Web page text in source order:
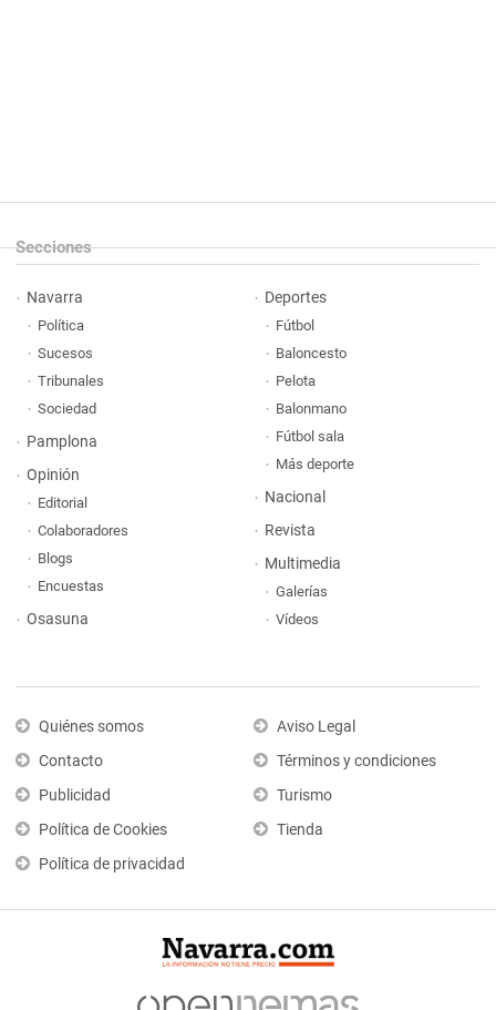
Secciones
Navarra
Política
Sucesos
Tribunales
Sociedad
Pamplona
Opinión
Editorial
Colaboradores
Blogs
Encuestas
Osasuna
Deportes
Fútbol
Baloncesto
Pelota
Balonmano
Fútbol sala
Más deporte
Nacional
Revista
Multimedia
Galerías
Vídeos
Quiénes somos
Contacto
Publicidad
Política de Cookies
Política de privacidad
Aviso Legal
Términos y condiciones
Turismo
Tienda